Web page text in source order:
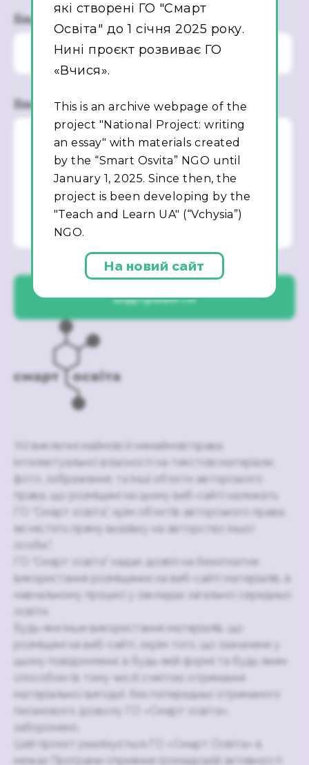
Ваш Email
Ваше повідомлення
Усі виключні майнові й немайнові права
інтелектуальної власності на текстові матеріали,
фото, зображення, та інші об’єкти авторського
права, що розміщені на цьому веб-сайті належать
ГО “Смарт освіта”, крім об’єктів авторського права,
які містять пряму вказівку на авторство іншої
особи;".
ГО "Смарт освіта" надає дозвіл на безоплатне
використання розміщених на веб-сайті матеріалів, в
навчальному процесі у закладах загальної середньої
освіти.
Будь-яке інше використання матеріалів, що
розміщені на веб-сайті, окрім того, що зазначене у
цьому повідомленні, в будь-якій формі та будь-яким
способом (в тому числі з метою отримання
матеріальної вигоди), без попередньо отриманого
письмового дозволу ГО «Смарт освіта»,
заборонено.
Цей проєкт реалізується ГО «Смарт Освіта» в
межах Програми сприяння громадській активності
які створені ГО "Смарт
Освіта" до 1 січня 2025 року.
Нині проєкт розвиває ГО
«Вчися».
This is an archive webpage of the
project "National Project: writing
an essay" with materials created
by the “Smart Osvita” NGO until
January 1, 2025. Since then, the
project is been developing by the
"Teach and Learn UA" (“Vchysia”)
NGO.
На новий сайт